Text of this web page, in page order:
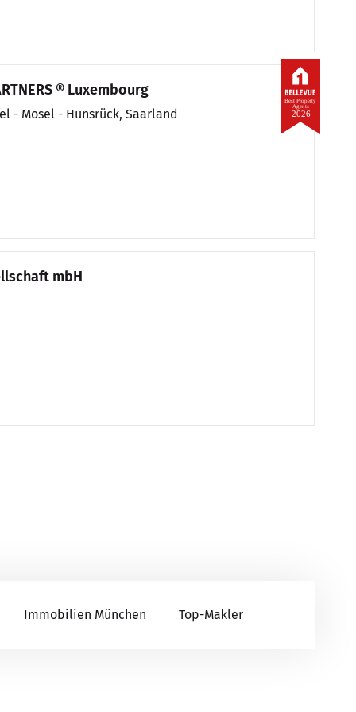
® Luxembourg
- Mosel - Hunsrück, Saarland 2026
Best Property
Agents
mbH
Immobilien München Top-Makler